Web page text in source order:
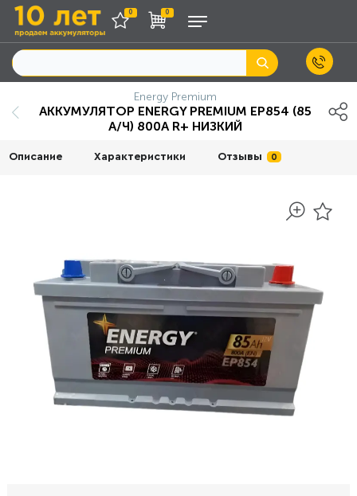
0 0
Energy Premium
АККУМУЛЯТОР ENERGY PREMIUM EP854 (85
А/Ч) 800A R+ НИЗКИЙ
Описание Характеристики Отзывы 0